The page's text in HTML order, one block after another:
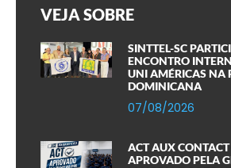
VEJA SOBRE
SINTTEL-SC
ENCONTRO
UNI AMÉRICAS NA
DOMINICANA
07/08/2026
ACT AUX CONTACT
APROVADO PELA